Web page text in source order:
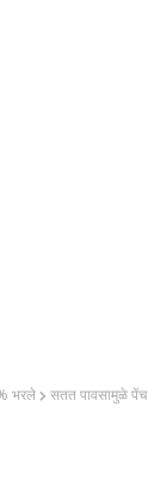
भरले
सतत पावसामुळे